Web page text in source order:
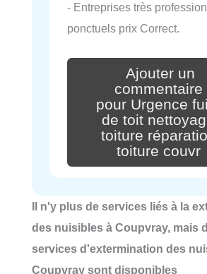
- Entreprises très
ponctuels prix Correct.
Ajouter un
commentaire
pour Urgence
de toit
toiture
toiture couvr
Il n'y plus de services liés à la
des nuisibles à Coupvray, mais
services d'extermination des
Coupvray sont disponibles